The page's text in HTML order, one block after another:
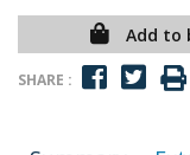
Add to
SHARE :